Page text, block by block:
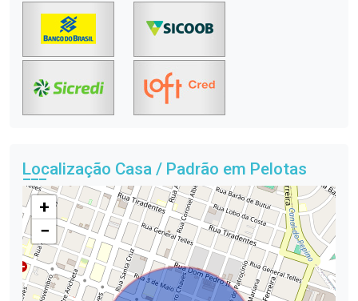
Localização Casa / Padrão em Pelotas
+
−